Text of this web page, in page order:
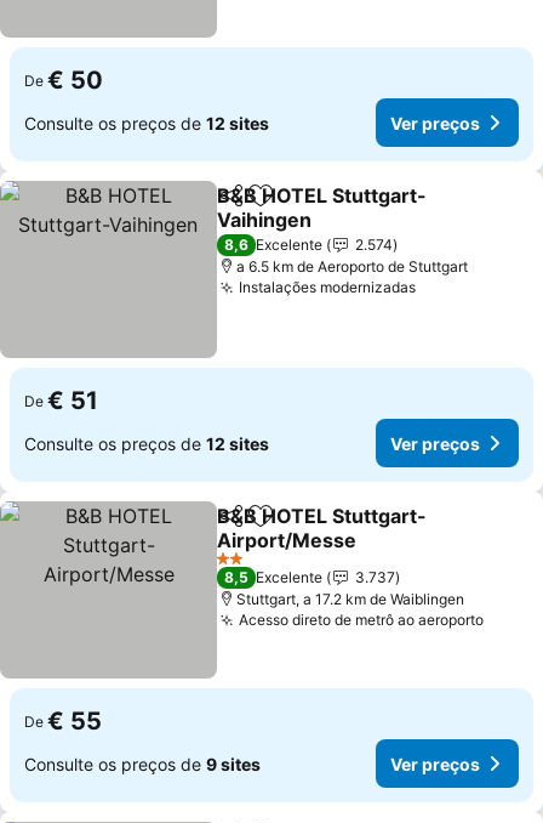
De € 50
Consulte os preços de 12 sites Ver preços
PartilharAdicionar aos favoritos
B&B HOTEL Stuttgart-
Vaihingen
8,6 Excelente
2.574
a 6.5 km de Aeroporto de Stuttgart
Instalações modernizadas
De € 51
Consulte os preços de 12 sites Ver preços
PartilharAdicionar aos favoritos
B&B HOTEL Stuttgart-
Airport/Messe
2 Estrelas
8,5 Excelente
3.737
Stuttgart, a 17.2 km de Waiblingen
Acesso direto de metrô ao aeroporto
De € 55
Consulte os preços de 9 sites Ver preços